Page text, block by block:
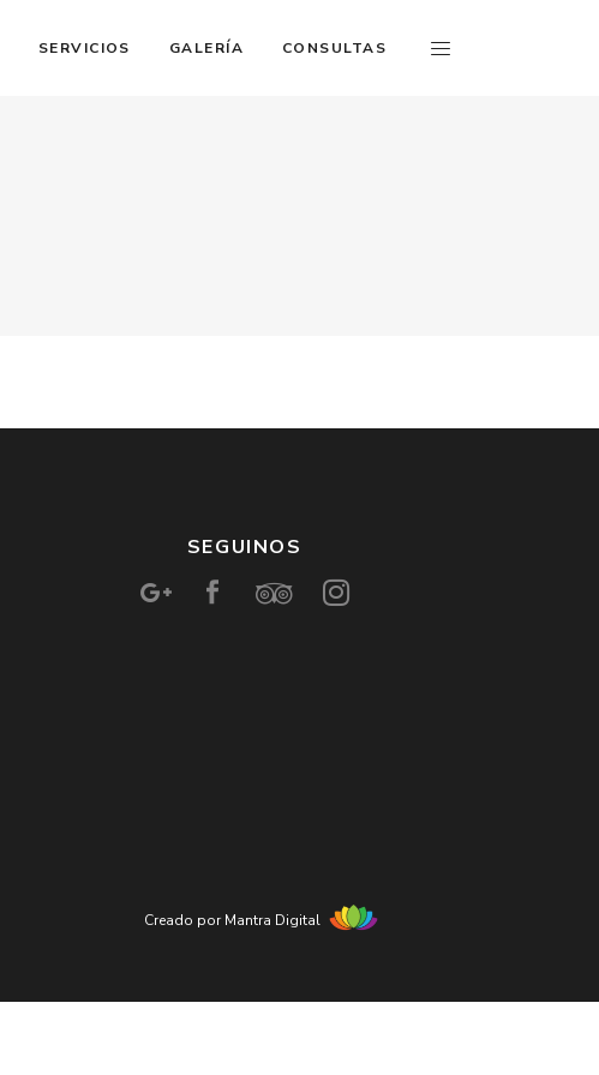
SERVICIOS GALERÍA CONSULTAS
SEGUINOS
Creado por Mantra Digital